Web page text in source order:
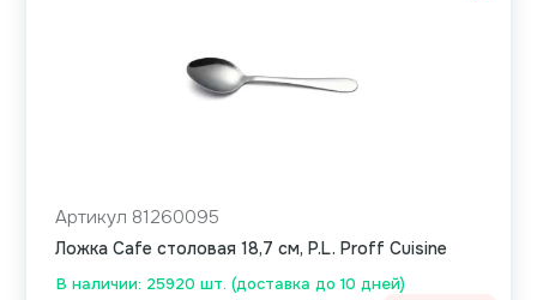
В наличии: 25920 шт. (доставка до 10 дней)
Артикул 81260095
Ложка Cafe столовая 18,7 см, P.L. Proff Cuisine